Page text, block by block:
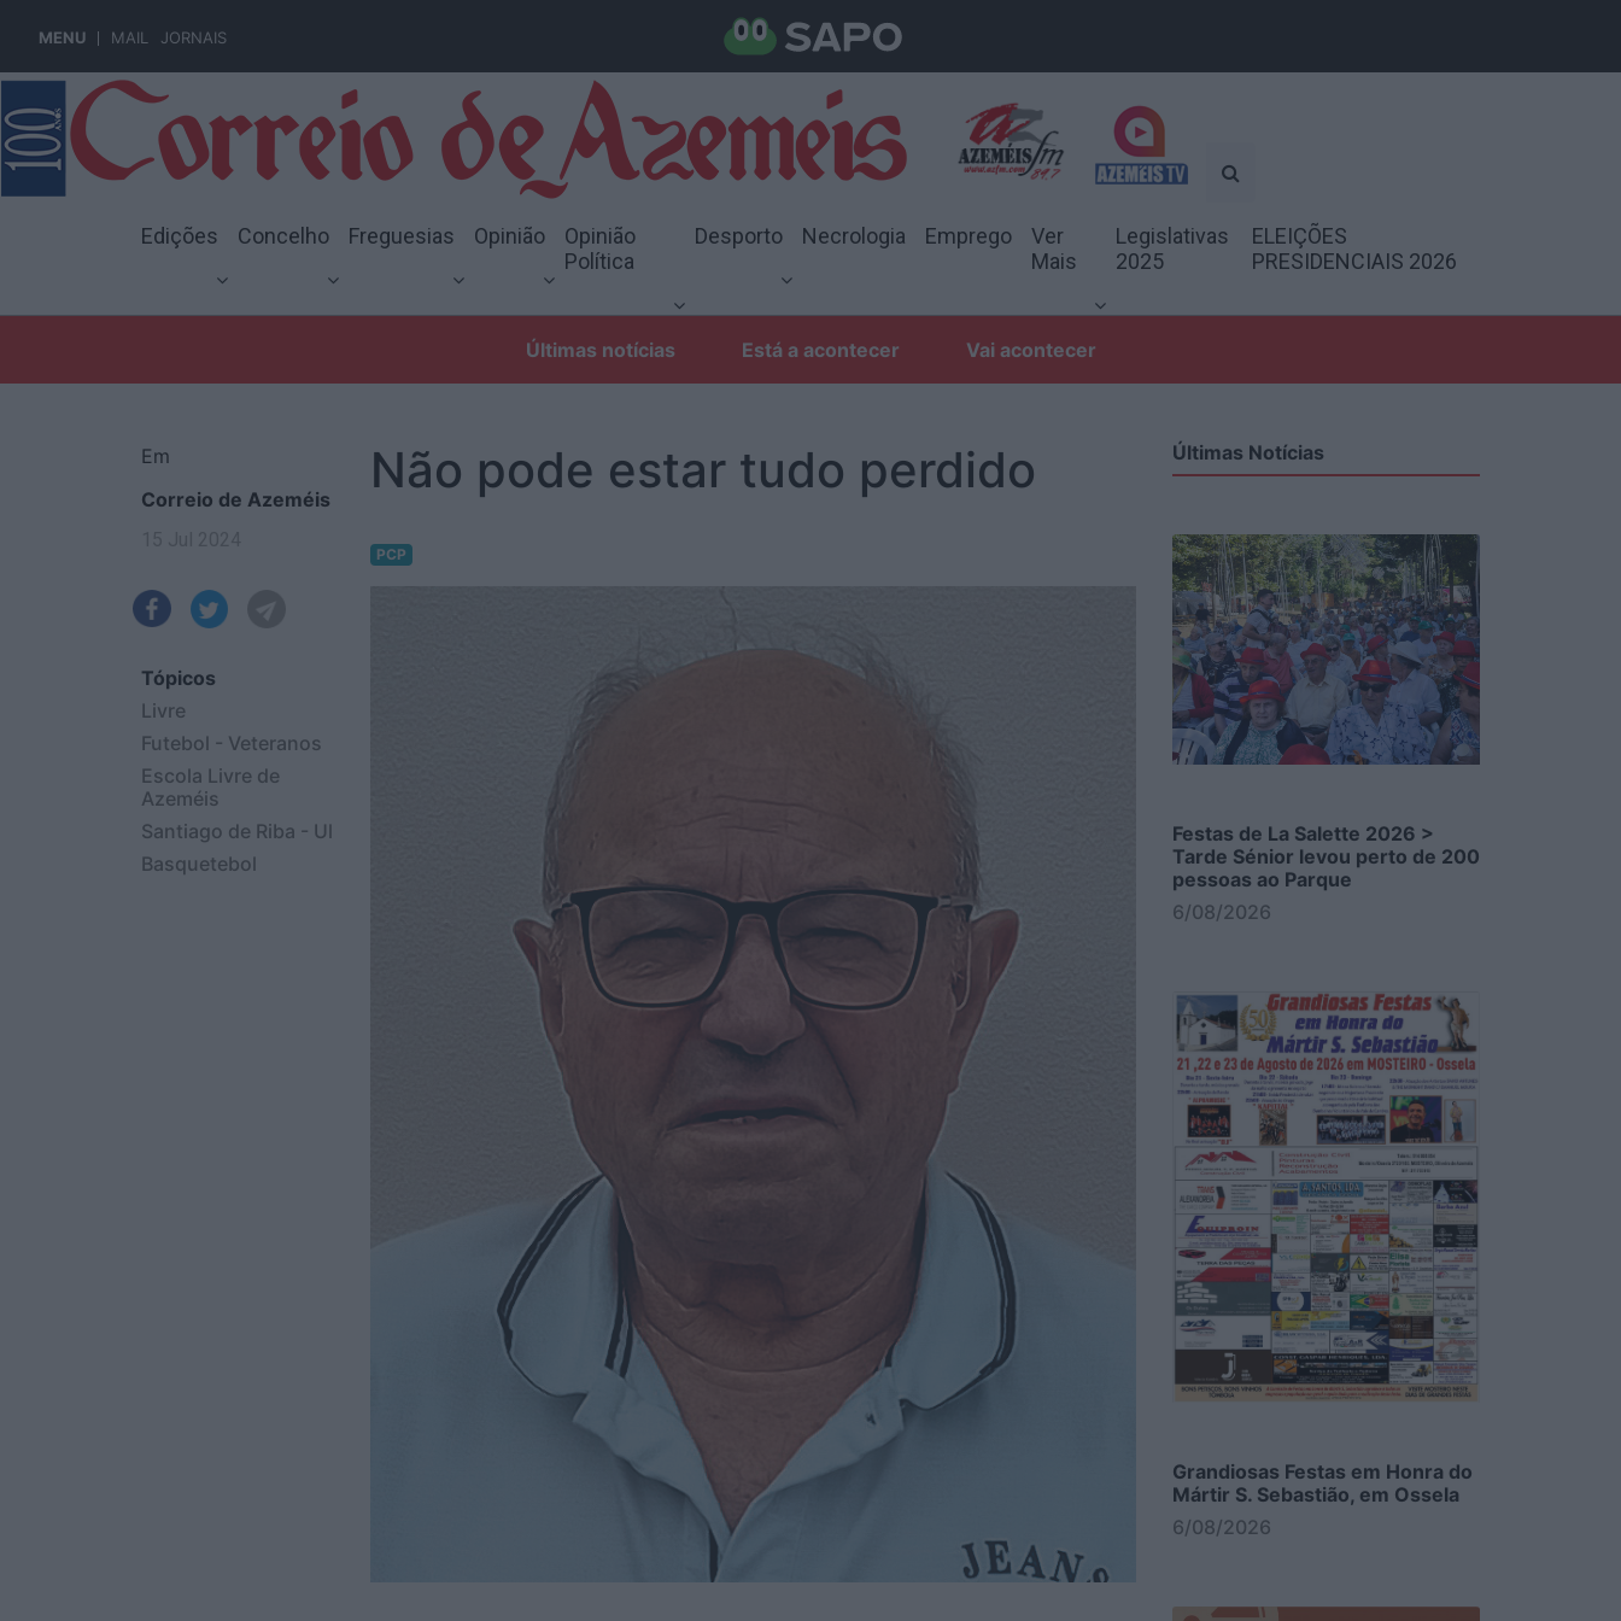
MENU MAIL JORNAIS
Edições Concelho Freguesias Opinião
Opinião
Política
Desporto Necrologia Emprego
Ver
Mais
Legislativas
2025
ELEIÇÕES
PRESIDENCIAIS 2026
Últimas notícias Está a acontecer Vai acontecer
Em
Correio de Azeméis
Tópicos
Livre
Futebol - Veteranos
Escola Livre de
Azeméis
Santiago de Riba - Ul
Basquetebol
Não pode estar tudo perdido
PCP
Últimas Notícias
Festas de La Salette 2026 >
Tarde Sénior levou perto de 200
pessoas ao Parque
6/08/2026
Grandiosas Festas em Honra do
Mártir S. Sebastião, em Ossela
6/08/2026